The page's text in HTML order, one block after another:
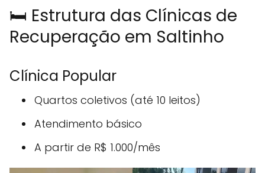
🛏️ Estrutura das Clínicas de
Recuperação em Saltinho
Clínica Popular
Quartos coletivos (até 10 leitos)
Atendimento básico
A partir de R$ 1.000/mês